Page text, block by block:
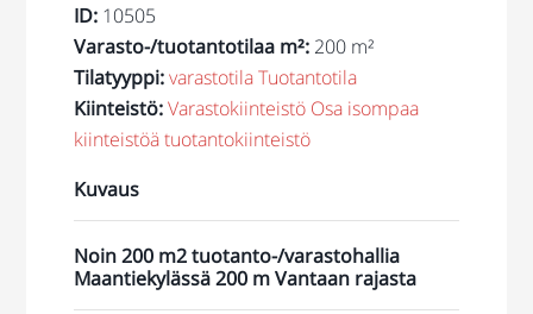
ID: 10505
Varasto-/tuotantotilaa m²: 200 m²
Tilatyyppi:varastotilaTuotantotila
Kiinteistö:Varastokiinteistö Osa isompaa
kiinteistöätuotantokiinteistö
Kuvaus
Noin 200 m2 tuotanto-/varastohallia
Maantiekylässä 200 m Vantaan rajasta